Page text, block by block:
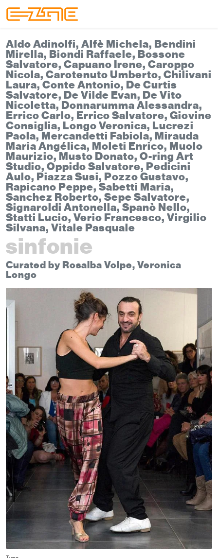
Aldo Adinolfi, Alfè Michela, Bendini
Mirella, Biondi Raffaele, Bossone
Salvatore, Capuano Irene, Caroppo
Nicola, Carotenuto Umberto, Chilivani
Laura, Conte Antonio, De Curtis
Salvatore, De Vilde Evan, De Vito
Nicoletta, Donnarumma Alessandra,
Errico Carlo, Errico Salvatore, Giovine
Consiglia, Longo Veronica, Lucrezi
Paola, Mercandetti Fabiola, Mirauda
Maria Angélica, Moleti Enrico, Muolo
Maurizio, Musto Donato, O-ring Art
Studio, Oppido Salvatore, Pedicini
Aulo, Piazza Susi, Pozzo Gustavo,
Rapicano Peppe, Sabetti Maria,
Sanchez Roberto, Sepe Salvatore,
Signaroldi Antonella, Spanò Nello,
Statti Lucio, Verio Francesco, Virgilio
Silvana, Vitale Pasquale
sinfonie
Curated by Rosalba Volpe, Veronica
Longo